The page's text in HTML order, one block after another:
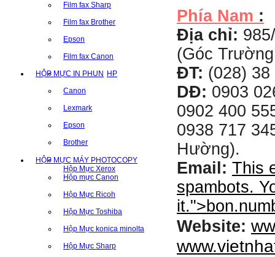
Film fax Sharp
Film fax Brother
Epson
Film fax Canon
HỘP MỰC IN PHUN HP
Canon
Lexmark
Epson
Brother
HỘP MỰC MÁY PHOTOCOPY
Hộp Mực Xerox
Hộp mực Canon
Hộp Mực Ricoh
Hộp Mực Toshiba
Hộp Mực konica minolta
Hộp Mực Sharp
Phía Nam :
Địa chỉ:
(Góc
ĐT: (028)
DĐ: 0903
0902 400
0938 717
Hường).
Email: This
spambots.
it.">
Website: